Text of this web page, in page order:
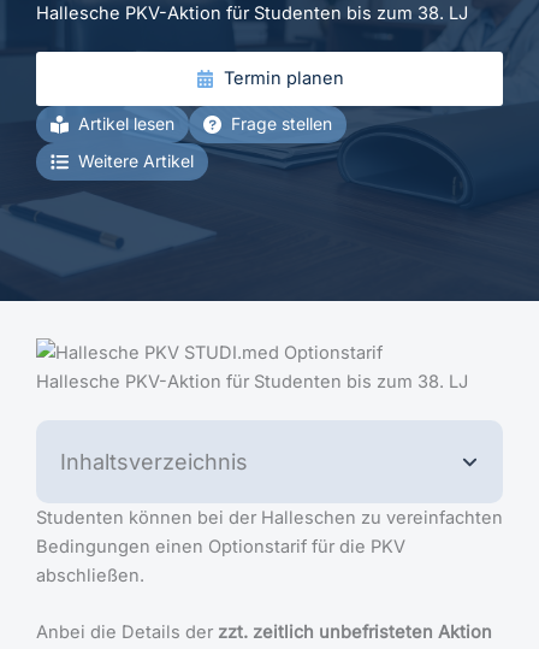
Hallesche PKV-Aktion für Studenten bis zum 38. LJ
Termin planen
Artikel lesen
Frage stellen
Weitere Artikel
Hallesche PKV-Aktion für Studenten bis zum 38. LJ
Inhaltsverzeichnis
Studenten können bei der Halleschen zu vereinfachten
Bedingungen einen Optionstarif für die PKV
abschließen.
Anbei die Details der zzt. zeitlich unbefristeten Aktion